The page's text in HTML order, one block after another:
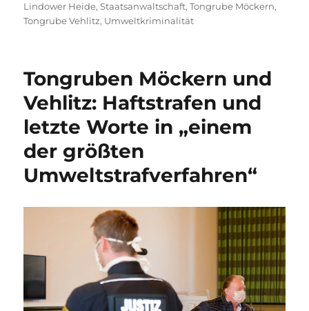
Lindower Heide,Staatsanwaltschaft,Tongrube Möckern,
Tongrube Vehlitz, Umweltkriminalität
Tongruben Möckern und
Vehlitz: Haftstrafen und
letzte Worte in „einem
der größten
Umweltstrafverfahren“